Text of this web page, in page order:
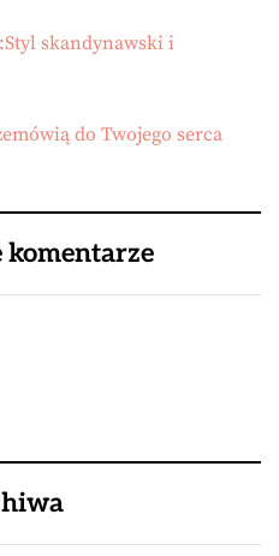
skandynawski i
do Twojego serca
komentarze